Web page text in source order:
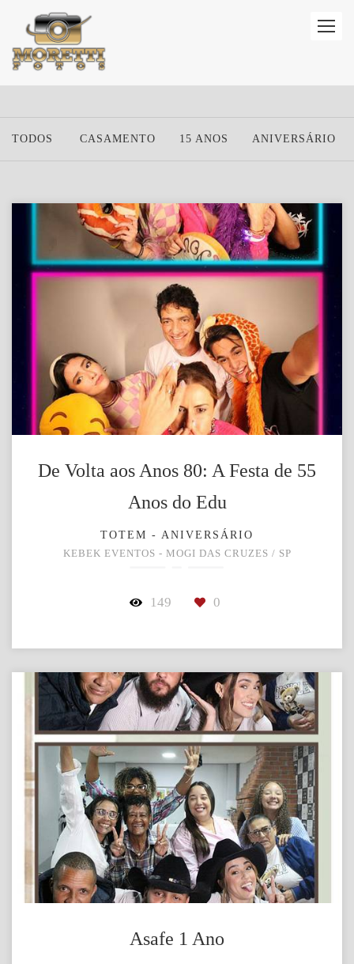
TODOS CASAMENTO 15 ANOS ANIVERSÁRIO
De Volta aos Anos 80: A Festa de 55
Anos do Edu
TOTEM - ANIVERSÁRIO
KEBEK EVENTOS - MOGI DAS CRUZES / SP
149 0
Asafe 1 Ano